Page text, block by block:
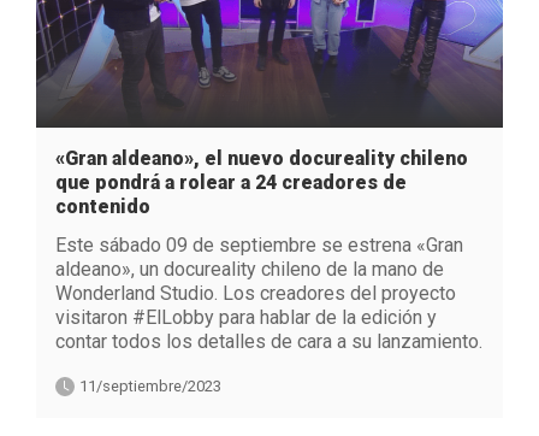
«Gran aldeano», el nuevo docureality chileno
que pondrá a rolear a 24 creadores de
contenido
Este sábado 09 de septiembre se estrena «Gran
aldeano», un docureality chileno de la mano de
Wonderland Studio. Los creadores del proyecto
visitaron #ElLobby para hablar de la edición y
contar todos los detalles de cara a su lanzamiento.
11/septiembre/2023